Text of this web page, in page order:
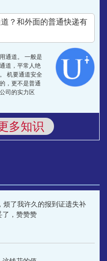
？和外面的普通快递有
通道。 一般是
道，平常人绝
机要通道安全
，更不是普通
司的实力区
是什么？怎么保证安全
后收款。客户
后再收款，保
费用吗？
次消费。
多知识
事速度一流，遗失多年的学
有朋友要查档，补办报到证
很快，值得好评，有谁报到
了我许久的报到证遗失补
了，赞赞赞
钱花的值。